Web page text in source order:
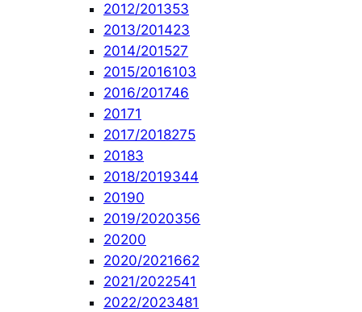
2012/201353
2013/201423
2014/201527
2015/2016103
2016/201746
20171
2017/2018275
20183
2018/2019344
20190
2019/2020356
20200
2020/2021662
2021/2022541
2022/2023481